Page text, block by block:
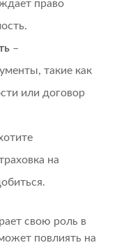
право
–
такие как
или договор
на
свою роль в
повлиять на